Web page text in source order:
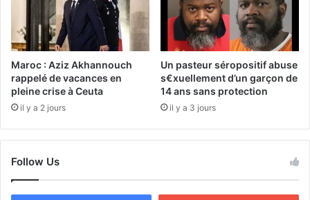
Maroc : Aziz Akhannouch
rappelé de vacances en
pleine crise à Ceuta
il y a 2 jours
Un pasteur séropositif abuse
s€xuellement d’un garçon de
14 ans sans protection
il y a 3 jours
Follow Us